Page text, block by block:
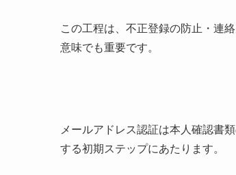
この工程は、不正登録の防止・連
意味でも重要です。
メールアドレス認証は本人確認書
する初期ステップにあたります。